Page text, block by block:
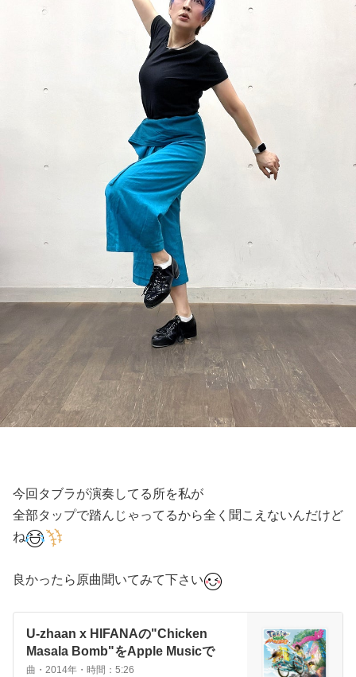
今回タブラが演奏してる所を私が
全部タップで踏んじゃってるから全く聞こえないんだけど
ね
良かったら原曲聞いてみて下さい
U-zhaan x HIFANAの"Chicken
Masala Bomb"をApple Musicで
曲・2014年・時間：5:26